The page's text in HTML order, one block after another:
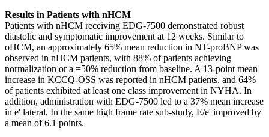
Results in Patients with nHCM
Patients with nHCM receiving EDG-7500 demonstrated robust
diastolic and symptomatic improvement at 12 weeks. Similar to
oHCM, an approximately 65% mean reduction in NT-proBNP was
observed in nHCM patients, with 88% of patients achieving
normalization or a =50% reduction from baseline. A 13-point mean
increase in KCCQ-OSS was reported in nHCM patients, and 64%
of patients exhibited at least one class improvement in NYHA. In
addition, administration with EDG-7500 led to a 37% mean increase
in e' lateral. In the same high frame rate sub-study, E/e' improved by
a mean of 6.1 points.